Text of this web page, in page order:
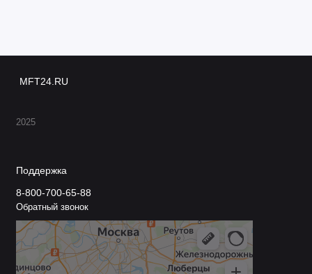
MFT24.RU
2025
Поддержка
8-800-700-65-88
Обратный звонок